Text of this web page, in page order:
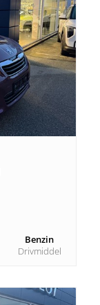
Benzin
Drivmiddel